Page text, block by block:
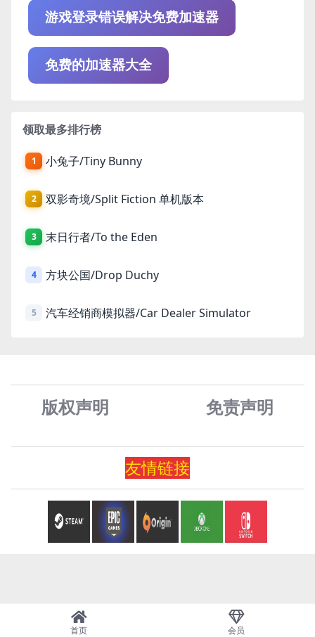
游戏登录错误解决免费加速器
免费的加速器大全
领取最多排行榜
1 小兔子/Tiny Bunny
2 双影奇境/Split Fiction 单机版本
3 末日行者/To the Eden
4 方块公国/Drop Duchy
5 汽车经销商模拟器/Car Dealer Simulator
版权声明 免责声明
友情链接
首页 会员